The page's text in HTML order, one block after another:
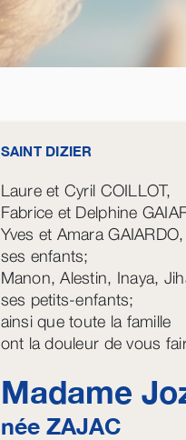
SAINT DIZIER
Laure et Cyril COILLOT,
Fabrice et Delphine
Yves et Amara GAIARDO,
ses enfants;
Manon, Alestin, Inaya,
ses petits-enfants;
ainsi que toute la famille
ont la douleur de vous
Madame
née ZAJAC